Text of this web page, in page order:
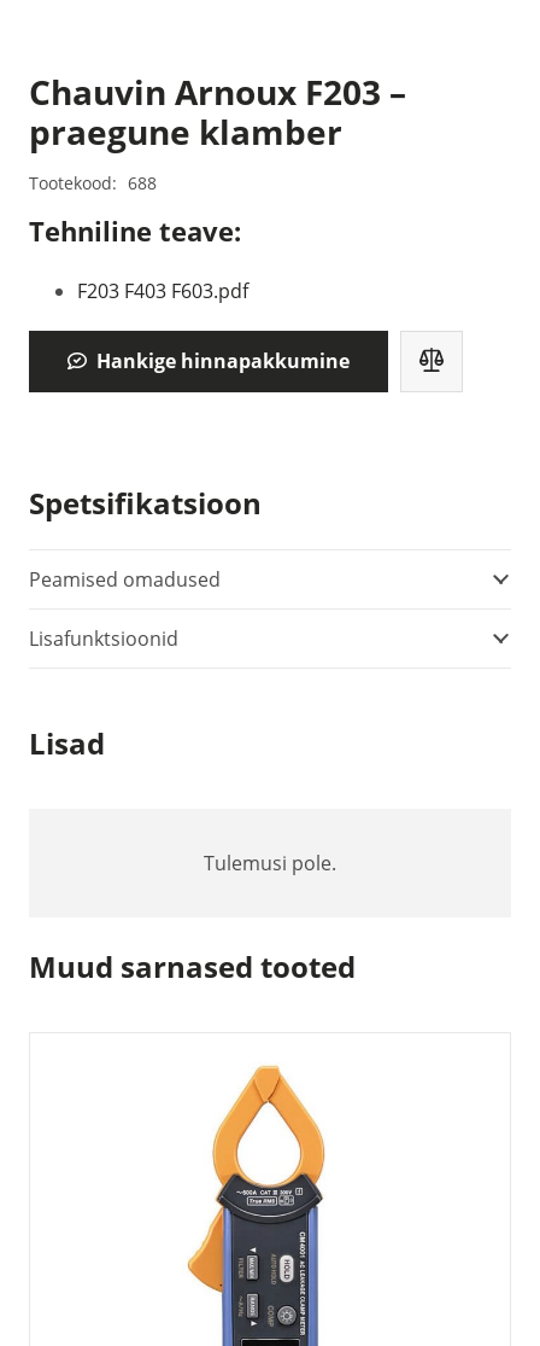
Chauvin Arnoux F203 –
praegune klamber
Tootekood: 688
Tehniline teave:
F203 F403 F603.pdf
Hankige hinnapakkumine
Spetsifikatsioon
Peamised omadused
Lisafunktsioonid
Lisad
Tulemusi pole.
Muud sarnased tooted